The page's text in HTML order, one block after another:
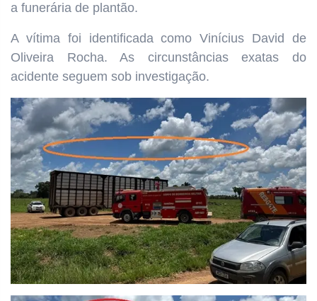
a funerária de plantão.
A vítima foi identificada como Vinícius David de
Oliveira Rocha. As circunstâncias exatas do
acidente seguem sob investigação.